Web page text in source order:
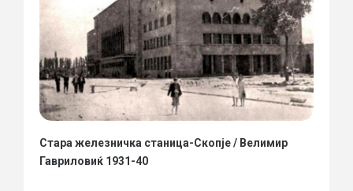
Стара железничка станица-Скопје / Велимир
Гавриловиќ 1931-40